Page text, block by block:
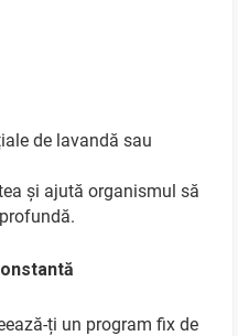
de lavandă sau
și ajută organismul să
ți un program fix de